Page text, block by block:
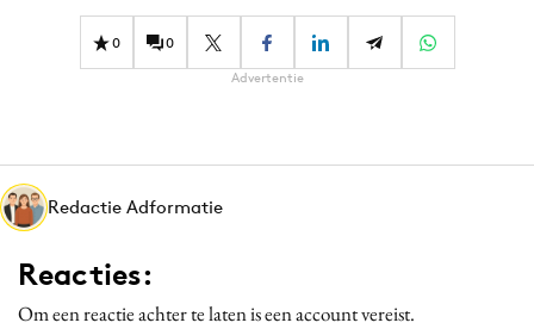
Diversiteit
Interne communicatie
Martech
Media
Merkstrategie
PR
0 0
Advertentie
Redactie Adformatie
Reacties:
Om een reactie achter te laten is een account vereist.